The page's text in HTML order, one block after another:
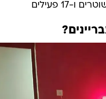
על כוחות הביטחון בפינוי. 11 שוטרים ו-17 פעילים